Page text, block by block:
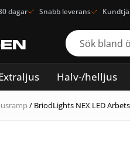
dagar Snabb leverans
Halv-/helljus
/ BriodLights NEX LED